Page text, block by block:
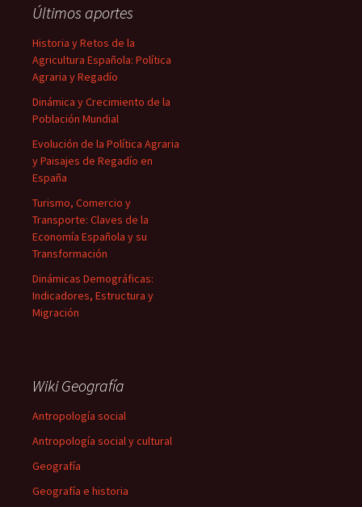
Últimos aportes
Historia y Retos de la
Agricultura Española: Política
Agraria y Regadío
Dinámica y Crecimiento de la
Población Mundial
Evolución de la Política Agraria
y Paisajes de Regadío en
España
Turismo, Comercio y
Transporte: Claves de la
Economía Española y su
Transformación
Dinámicas Demográficas:
Indicadores, Estructura y
Migración
Wiki Geografía
Antropología social
Antropología social y cultural
Geografía
Geografía e historia